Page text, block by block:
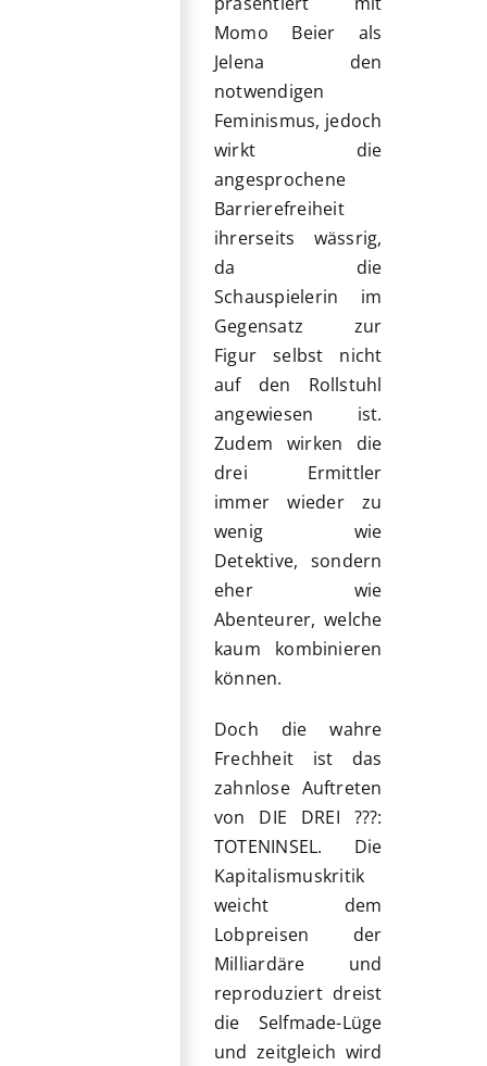
Momo Beier als
Jelena den
notwendigen
Feminismus, jedoch
wirkt die
angesprochene
Barrierefreiheit
ihrerseits wässrig,
da die
Schauspielerin im
Gegensatz zur
Figur selbst nicht
auf den Rollstuhl
angewiesen ist.
Zudem wirken die
drei Ermittler
immer wieder zu
wenig wie
Detektive, sondern
eher wie
Abenteurer, welche
kaum kombinieren
können.
Doch die wahre
Frechheit ist das
zahnlose Auftreten
von DIE DREI ???:
TOTENINSEL. Die
Kapitalismuskritik
weicht dem
Lobpreisen der
Milliardäre und
reproduziert dreist
die Selfmade-Lüge
und zeitgleich wird